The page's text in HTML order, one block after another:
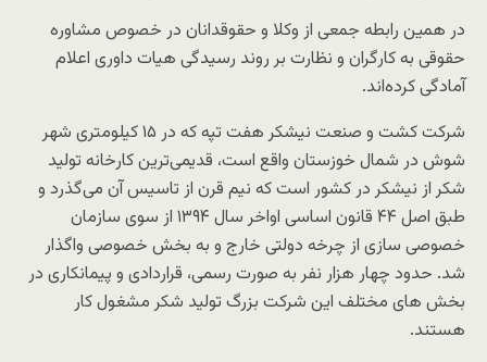
در همین رابطه جمعی از وکلا و حقوقدانان در خصوص مشاوره
حقوقی به کارگران و نظارت بر روند رسیدگی هیات داوری اعلام
آمادگی کرده‌اند.
شرکت کشت و صنعت نیشکر هفت تپه که در ۱۵ کیلومتری شهر
شوش در شمال خوزستان واقع است، قدیمی‌ترین کارخانه تولید
شکر از نیشکر در کشور است که نیم قرن از تاسیس آن می‌گذرد و
طبق اصل ۴۴ قانون اساسی اواخر سال ۱۳۹۴ از سوی سازمان
خصوصی سازی از چرخه دولتی خارج و به بخش خصوصی واگذار
شد. حدود چهار هزار نفر به صورت رسمی، قراردادی و پیمانکاری در
بخش های مختلف این شرکت بزرگ تولید شکر مشغول کار
هستند.